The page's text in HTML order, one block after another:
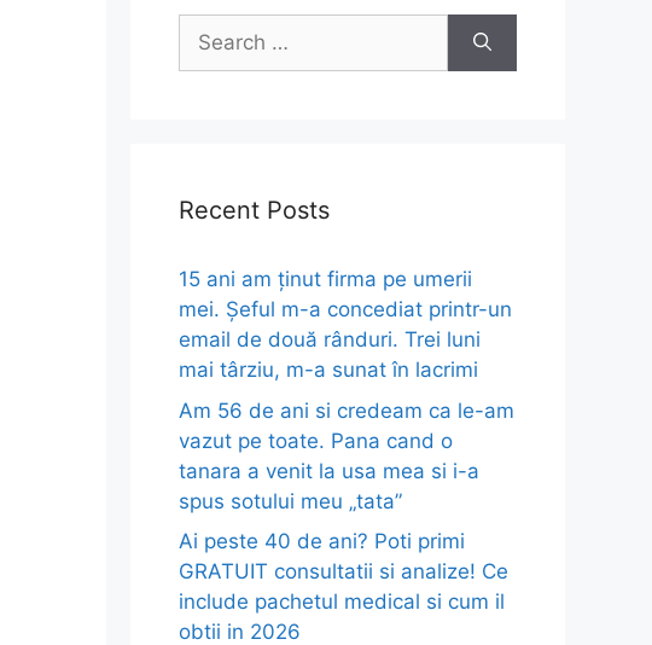
Search
for:
Recent Posts
15 ani am ținut firma pe umerii
mei. Șeful m-a concediat printr-un
email de două rânduri. Trei luni
mai târziu, m-a sunat în lacrimi
Am 56 de ani si credeam ca le-am
vazut pe toate. Pana cand o
tanara a venit la usa mea si i-a
spus sotului meu „tata”
Ai peste 40 de ani? Poti primi
GRATUIT consultatii si analize! Ce
include pachetul medical si cum il
obtii in 2026